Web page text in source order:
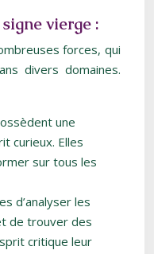
vierge :
forces, qui
divers domaines.
une
curieux. Elles
sur tous les
d’analyser les
de trouver des
critique leur